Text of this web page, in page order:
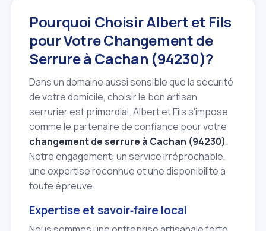
Pourquoi Choisir Albert et Fils
pour Votre Changement de
Serrure à Cachan (94230)?
Dans un domaine aussi sensible que la sécurité
de votre domicile, choisir le bon artisan
serrurier est primordial. Albert et Fils s'impose
comme le partenaire de confiance pour votre
changement de serrure à Cachan (94230).
Notre engagement: un service irréprochable,
une expertise reconnue et une disponibilité à
toute épreuve.
Expertise et savoir‑faire local